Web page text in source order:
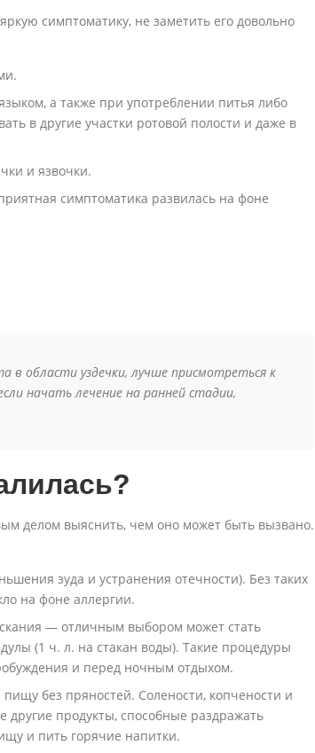
симптоматику, не заметить его довольно
а также при употреблении питья либо
в другие участки ротовой полости и даже в
и язвочки.
симптоматика развилась на фоне
в области уздечки, лучше присмотреться к
начать лечение на ранней стадии,
делом выяснить, чем оно может быть вызвано.
зуда и устранения отечности). Без таких
на фоне аллергии.
— отличным выбором может стать
(1 ч. л. на стакан воды). Такие процедуры
и перед ночным отдыхом.
без пряностей. Солености, копчености и
другие продукты, способные раздражать
и пить горячие напитки.